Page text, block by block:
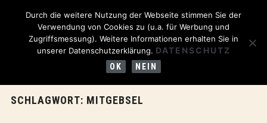
SCHLAGWORT: MITGEBSEL
Durch die weitere Nutzung der Webseite stimmen Sie der
Verwendung von Cookies zu (u.a. für Werbung und
Zugriffsmessung). Weitere Informationen erhalten Sie in
unserer Datenschutzerklärung. DATENSCHUTZ
OK NEIN